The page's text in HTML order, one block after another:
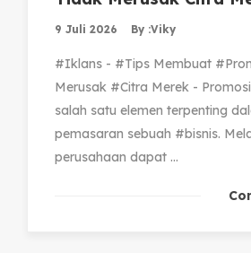
9 Juli 2026 By :Viky
#Iklans - #Tips Membuat
Merusak #Citra Merek -
salah satu elemen terpenting
pemasaran sebuah #bisnis.
perusahaan dapat ...